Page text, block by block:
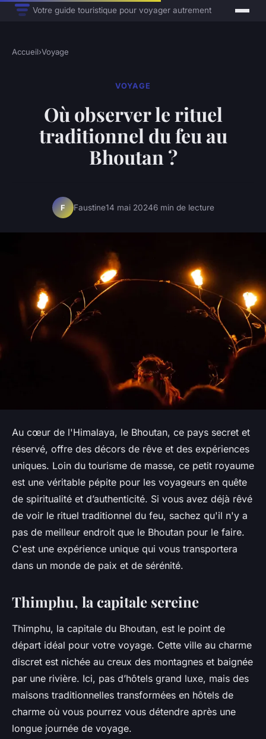
Votre guide touristique pour voyager autrement
Accueil›Voyage
VOYAGE
Où observer le rituel
traditionnel du feu au
Bhoutan ?
F Faustine14 mai 20246 min de lecture
Au cœur de l'Himalaya, le Bhoutan, ce pays secret et
réservé, offre des décors de rêve et des expériences
uniques. Loin du tourisme de masse, ce petit royaume
est une véritable pépite pour les voyageurs en quête
de spiritualité et d’authenticité. Si vous avez déjà rêvé
de voir le rituel traditionnel du feu, sachez qu'il n'y a
pas de meilleur endroit que le Bhoutan pour le faire.
C'est une expérience unique qui vous transportera
dans un monde de paix et de sérénité.
Thimphu, la capitale sereine
Thimphu, la capitale du Bhoutan, est le point de
départ idéal pour votre voyage. Cette ville au charme
discret est nichée au creux des montagnes et baignée
par une rivière. Ici, pas d’hôtels grand luxe, mais des
maisons traditionnelles transformées en hôtels de
charme où vous pourrez vous détendre après une
longue journée de voyage.